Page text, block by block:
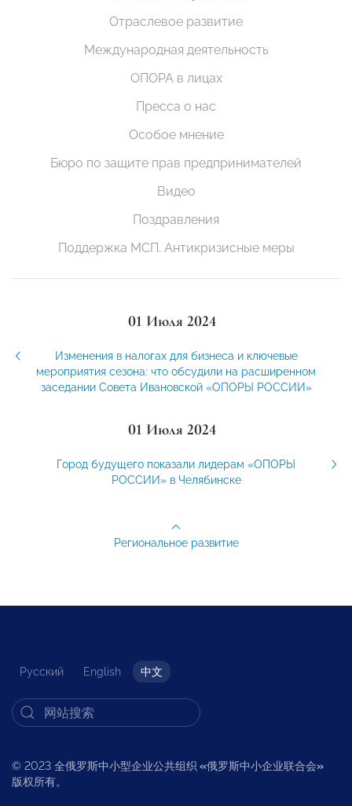
Отраслевое развитие
Международная деятельность
ОПОРА в лицах
Пресса о нас
Особое мнение
Бюро по защите прав предпринимателей
Видео
Поздравления
Поддержка МСП. Антикризисные меры
01 Июля 2024
Изменения в налогах для бизнеса и ключевые
мероприятия сезона: что обсудили на расширенном
заседании Совета Ивановской «ОПОРЫ РОССИИ»
01 Июля 2024
Город будущего показали лидерам «ОПОРЫ
РОССИИ» в Челябинске
Региональное развитие
Русский English 中文
© 2023 全俄罗斯中小型企业公共组织 «俄罗斯中小企业联合会»
版权所有。